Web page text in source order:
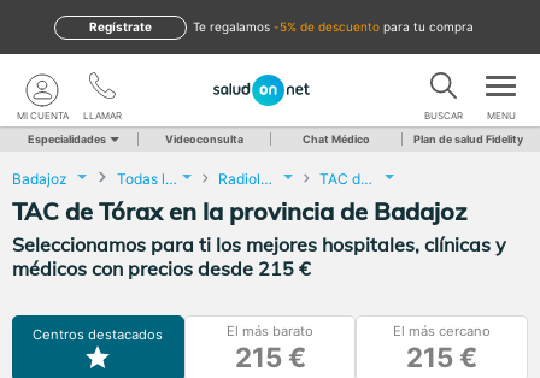
te regalamos -5% de descuento para tu compra
Regístrate
LLAMAR
MI CUENTA BUSCAR MENU
Especialidades Videoconsulta Chat Médico Plan de salud Fidelity
Badajoz Todas las localidades Radiología TAC de Tórax
TAC de Tórax en la provincia de Badajoz
Seleccionamos para ti los mejores hospitales, clínicas y
médicos con precios desde 215 €
Centros destacados El más barato
215 €
El más cercano
215 €